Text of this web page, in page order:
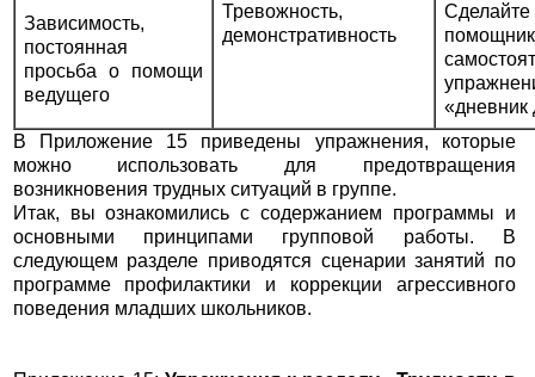
Зависимость,
постоянная
просьба о помощи
ведущего
Тревожность,
демонстративность
«дневник
В Приложение 15 приведены упражнения, которые
можно использовать для предотвращения
возникновения трудных ситуаций в группе.
Итак, вы ознакомились с содержанием программы и
основными принципами групповой работы. В
следующем разделе приводятся сценарии занятий по
программе профилактики и коррекции агрессивного
поведения младших школьников.